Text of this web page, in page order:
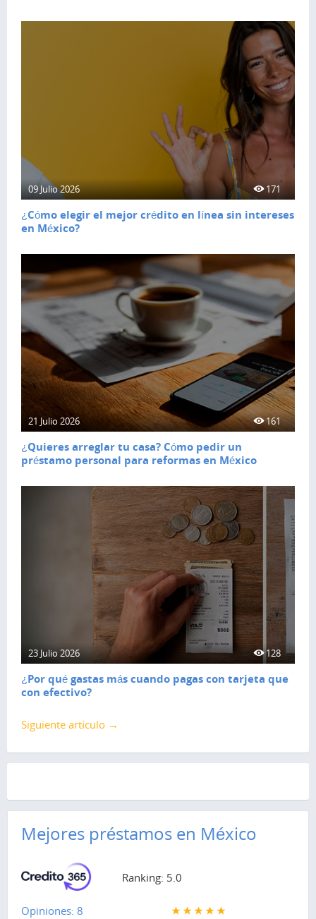
09 Julio 2026 171
¿Cómo elegir el mejor crédito en línea sin intereses
en México?
21 Julio 2026 161
¿Quieres arreglar tu casa? Cómo pedir un
préstamo personal para reformas en México
23 Julio 2026 128
¿Por qué gastas más cuando pagas con tarjeta que
con efectivo?
Siguiente artículo →
Mejores préstamos en México
Ranking: 5.0
Opiniones: 8